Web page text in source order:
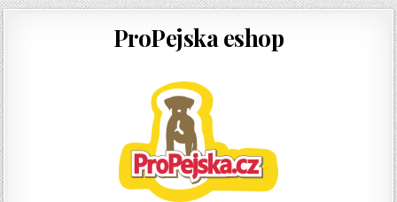
ProPejska eshop